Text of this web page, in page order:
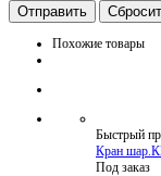
Похожие товары
Быстрый
Кран
Под заказ